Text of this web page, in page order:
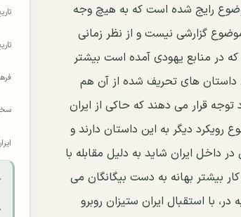
رایج شده است که به هیچ وجه
گزارشی نیست و از نظر زمانی
در منابع یهودی آمده است بیشتر
داستان های تحریف شده از آن هم
توجه قرار می دهند که حاکی از ایران
دیگر به این داستان دارند و
داخل ایران شاید به دلیل مقابله با
بیشتر بهانه به دست بیگانگان می
با استقبال ایران ستیزان روبرو